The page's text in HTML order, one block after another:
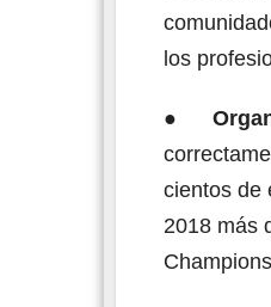
los
●
cientos de
2018 más